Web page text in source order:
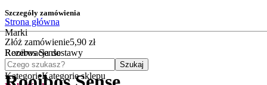
Szczegóły zamówienia
Złóż zamówienie5,90 zł
Rezerwacja dostawy
Czego szukasz?
Szukaj
KategorieKategorie sklepu
Strona główna
Marki
Rooibos Sense